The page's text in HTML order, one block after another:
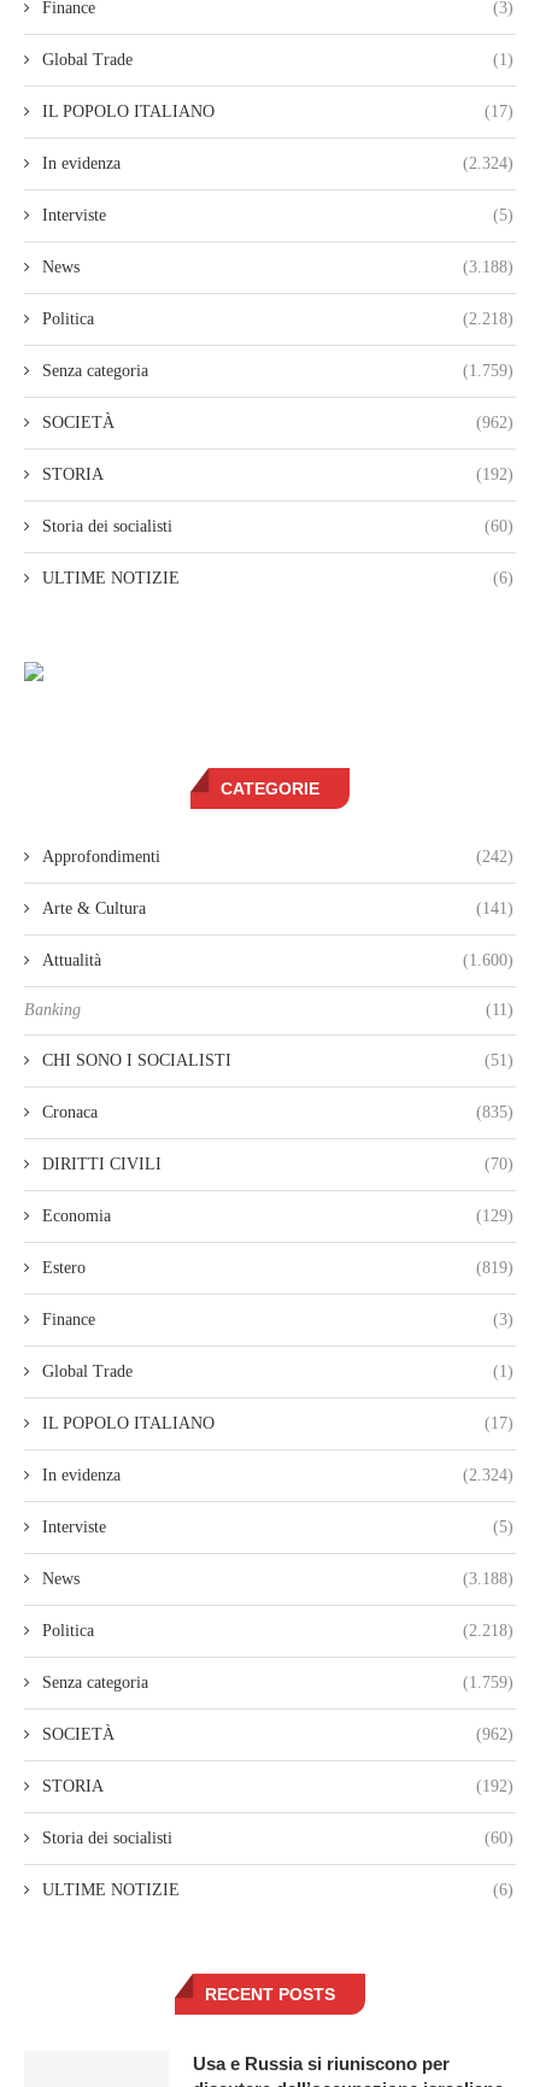
Finance (3)
Global Trade (1)
IL POPOLO ITALIANO (17)
In evidenza (2.324)
Interviste (5)
News (3.188)
Politica (2.218)
Senza categoria (1.759)
SOCIETÀ (962)
STORIA (192)
Storia dei socialisti (60)
ULTIME NOTIZIE (6)
CATEGORIE
Approfondimenti (242)
Arte & Cultura (141)
Attualità (1.600)
Banking (11)
CHI SONO I SOCIALISTI (51)
Cronaca (835)
DIRITTI CIVILI (70)
Economia (129)
Estero (819)
Finance (3)
Global Trade (1)
IL POPOLO ITALIANO (17)
In evidenza (2.324)
Interviste (5)
News (3.188)
Politica (2.218)
Senza categoria (1.759)
SOCIETÀ (962)
STORIA (192)
Storia dei socialisti (60)
ULTIME NOTIZIE (6)
RECENT POSTS
Usa e Russia si riuniscono per